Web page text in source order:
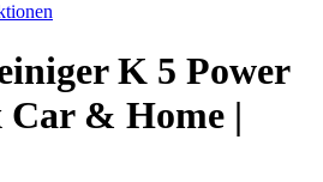
K 5 Power
& Home |